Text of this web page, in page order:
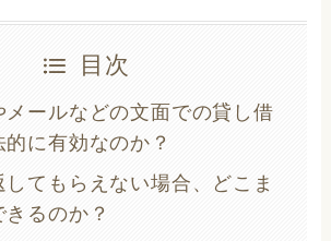
目次
メールなどの文面での貸し借
的に有効なのか？
してもらえない場合、どこま
るのか？